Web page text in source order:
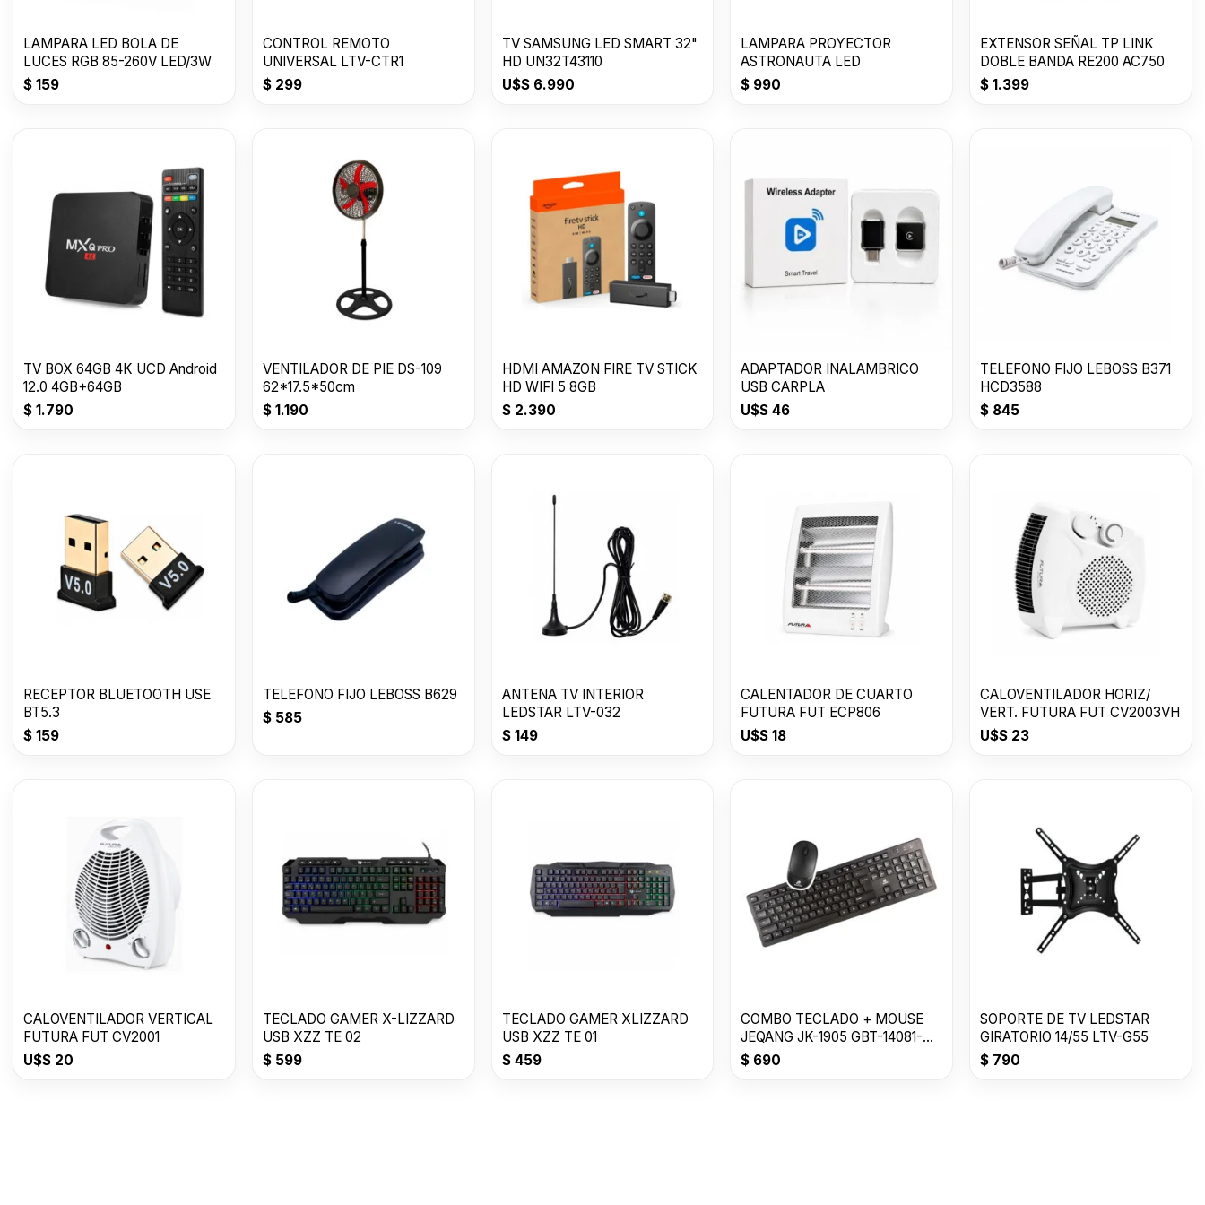
LAMPARA LED BOLA DE
LUCES RGB 85-260V LED/3W
$ 159
CONTROL REMOTO
UNIVERSAL LTV-CTR1
$299
TV SAMSUNG LED SMART 32"
HD UN32T43110
U$S6.990
LAMPARA PROYECTOR
ASTRONAUTA LED
$ 990
EXTENSOR SEÑAL TP LINK
DOBLE BANDA RE200 AC750
$ 1.399
TV BOX 64GB 4K UCD Android
12.0 4GB+64GB
$ 1.790
VENTILADOR DE PIE DS-109
62*17.5*50cm
$1.190
HDMI AMAZON FIRE TV STICK
HD WIFI 5 8GB
$2.390
ADAPTADOR INALAMBRICO
USB CARPLA
U$S 46
TELEFONO FIJO LEBOSS B371
HCD3588
$ 845
RECEPTOR BLUETOOTH USE
BT5.3
$ 159
TELEFONO FIJO LEBOSS B629
$585
ANTENA TV INTERIOR
LEDSTAR LTV-032
$149
CALENTADOR DE CUARTO
FUTURA FUT ECP806
U$S 18
CALOVENTILADOR HORIZ/
VERT. FUTURA FUT CV2003VH
U$S 23
CALOVENTILADOR VERTICAL
FUTURA FUT CV2001
U$S 20
TECLADO GAMER X-LIZZARD
USB XZZ TE 02
$599
TECLADO GAMER XLIZZARD
USB XZZ TE 01
$459
COMBO TECLADO + MOUSE
JEQANG JK-1905 GBT-14081-
2010
$ 690
SOPORTE DE TV LEDSTAR
GIRATORIO 14/55 LTV-G55
$ 790